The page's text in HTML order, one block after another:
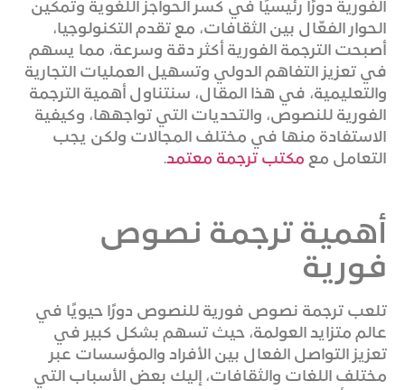
الفورية دورًا رئيسيًا في كسر الحواجز اللغوية وتمكين
الحوار الفعّال بين الثقافات، مع تقدم التكنولوجيا،
أصبحت الترجمة الفورية أكثر دقة وسرعة، مما يسهم
في تعزيز التفاهم الدولي وتسهيل العمليات التجارية
والتعليمية، في هذا المقال، سنتناول أهمية الترجمة
الفورية للنصوص، والتحديات التي تواجهها، وكيفية
الاستفادة منها في مختلف المجالات ولكن يجب
التعامل مع مكتب ترجمة معتمد.
أهمية ترجمة نصوص
فورية
تلعب ترجمة نصوص فورية للنصوص دورًا حيويًا في
عالم متزايد العولمة، حيث تسهم بشكل كبير في
تعزيز التواصل الفعال بين الأفراد والمؤسسات عبر
مختلف اللغات والثقافات، إليك بعض الأسباب التي